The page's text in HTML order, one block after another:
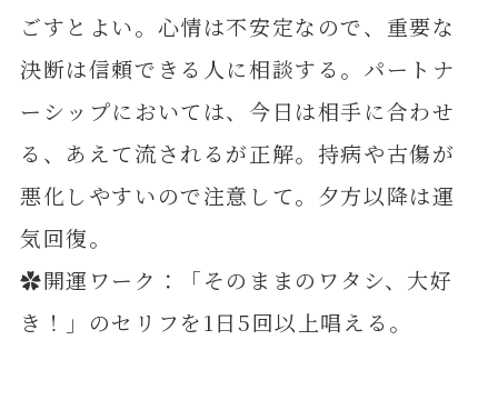
ごすとよい。心情は不安定なので、重要な
決断は信頼できる人に相談する。パートナ
ーシップにおいては、今日は相手に合わせ
る、あえて流されるが正解。持病や古傷が
悪化しやすいので注意して。夕方以降は運
気回復。
✿開運ワーク：「そのままのワタシ、大好
き！」のセリフを1日5回以上唱える。